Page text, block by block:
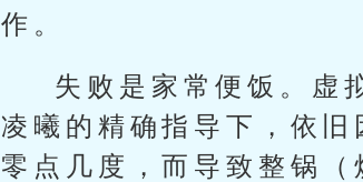
作。
失败是家常便饭。虚
凌曦的精确指导下，依
零点几度，而导致整锅